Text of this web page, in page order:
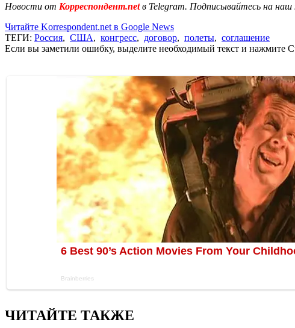
Новости от Корреспондент.netв Telegram. Подписывайтесь на наш
Читайте Korrespondent.net в Google News
ТЕГИ: Россия, США, конгресс, договор, полеты, соглашение
Если вы заметили ошибку, выделите необходимый текст и нажмите
ЧИТАЙТЕ ТАКЖЕ